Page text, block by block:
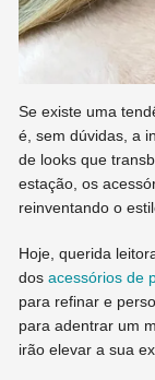
Se existe uma
é, sem dúvidas, a
de looks que
estação, os
reinventando o
Hoje, querida
dosacessórios de
para refinar e
para adentrar um
irão elevar a sua